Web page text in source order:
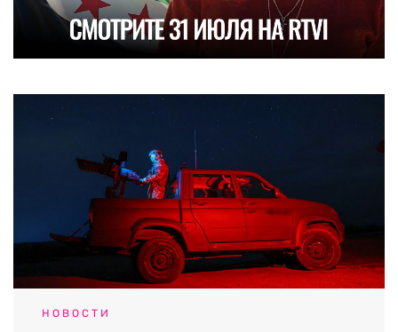
НОВОСТИ